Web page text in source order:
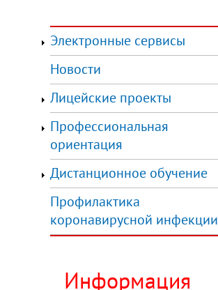
Электронные сервисы
Новости
Лицейские проекты
Профессиональная
ориентация
Дистанционное обучение
Профилактика
коронавирусной инфекции
Информация